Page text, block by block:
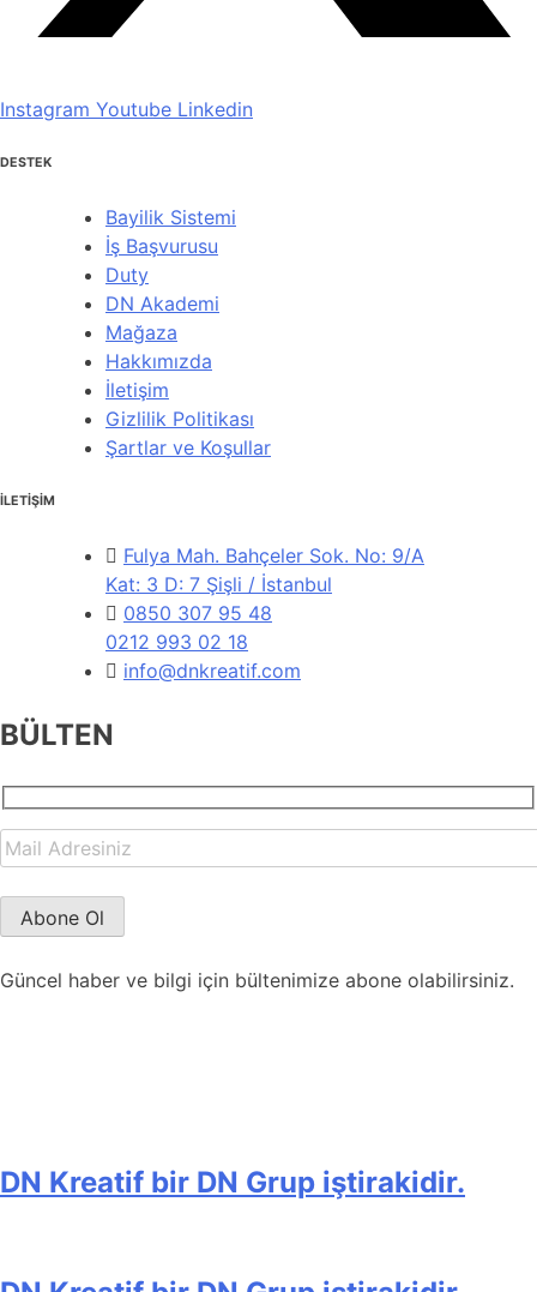
Instagram Youtube Linkedin
DESTEK
Bayilik Sistemi
İş Başvurusu
Duty
DN Akademi
Mağaza
Hakkımızda
İletişim
Gizlilik Politikası
Şartlar ve Koşullar
İLETİŞİM
Fulya Mah. Bahçeler Sok. No: 9/A
Kat: 3 D: 7 Şişli / İstanbul
0850 307 95 48
0212 993 02 18
info@dnkreatif.com
BÜLTEN
Güncel haber ve bilgi için bültenimize abone olabilirsiniz.
DN Kreatif bir DN Grup iştirakidir.